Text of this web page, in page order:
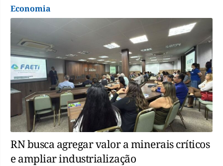
Economia
RN busca agregar valor a minerais críticos
e ampliar industrialização